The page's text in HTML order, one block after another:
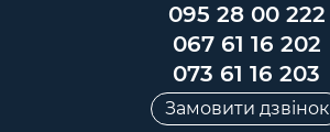
095 28 00 222
067 61 16 202
073 61 16 203
Замовити дзвінок